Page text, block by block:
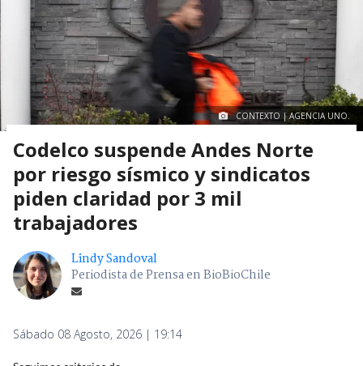
CONTEXTO | AGENCIA UNO.
Codelco suspende Andes Norte
por riesgo sísmico y sindicatos
piden claridad por 3 mil
trabajadores
Lindy Sandoval
Periodista de Prensa en BioBioChile
Sábado 08 Agosto, 2026 | 19:14